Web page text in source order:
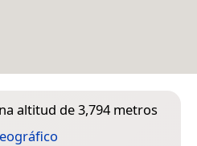
altitud de 3,794 metros